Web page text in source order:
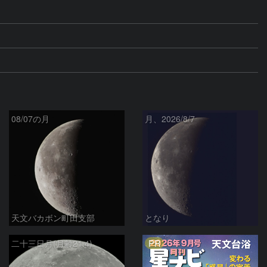
08/07の月
天文バカボン町田支部
月、2026/8/7
となり
二十三日月(月齢21.4) PR